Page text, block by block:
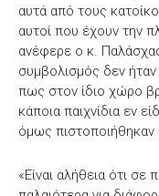
αυτά από τους
αυτοί που έχουν την
ανέφερε ο κ.
συμβολισμός δεν ήταν
πως στον ίδιο χώρο
κάποια παιχνίδια εν
όμως πιστοποιήθηκαν
«Είναι αλήθεια ότι